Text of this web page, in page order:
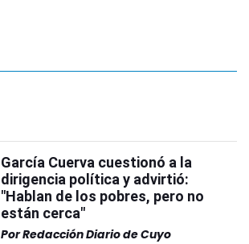
García Cuerva cuestionó a la
dirigencia política y advirtió:
"Hablan de los pobres, pero no
están cerca"
PorRedacción Diario de Cuyo